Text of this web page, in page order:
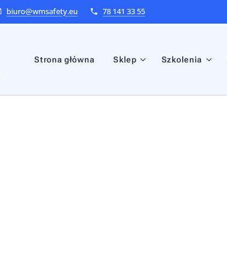
biuro@wmsafety.eu 78 141 33 55
Strona główna Sklep Szkolenia